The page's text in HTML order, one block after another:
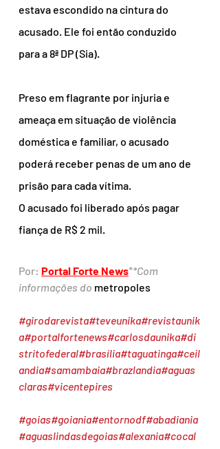
estava escondido na cintura do
acusado. Ele foi então conduzido
para a 8ª DP (Sia).
Preso em flagrante por injuria e
ameaça em situação de violência
doméstica e familiar, o acusado
poderá receber penas de um ano de
prisão para cada vítima.
O acusado foi liberado após pagar
fiança de R$ 2 mil.
Por: Portal Forte News**Com
informações do metropoles
#girodarevista#teveunika#revistaunik
a#portalfortenews#carlosdaunika#di
stritofederal#brasília#taguatinga#ceil
andia#samambaia#brazlandia#aguas
claras#vicentepires
#goias#goiania#entornodf#abadiania
#aguaslindasdegoias#alexania#cocal